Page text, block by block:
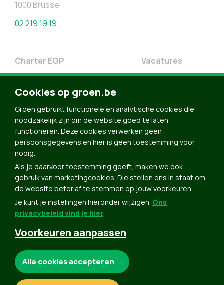
1000 Brussel
02 219 19 19
Charter EGP
Nieuwsbrief
Doe Mee
Contact
Groen in je buurt
Meldpunt
Vacatures
Toegankelijkheid
Word lid
Agenda
Bekijk kalender
Verleng je lidmaatschap
Programma oktober 2024
Programma juni 2024
Downloads
Webshop
Cookies op groen.be
Groen gebruikt functionele en analytische cookies die
noodzakelijk zijn om de website goed te laten
functioneren. Deze cookies verwerken geen
persoonsgegevens en hier is geen toestemming voor
nodig.
Als je daarvoor toestemming geeft, maken we ook
gebruik van marketingcookies. Die stellen ons in staat om
de website beter af te stemmen op jouw voorkeuren.
Je kunt je instellingen hieronder wijzigen. Ons
privacybeleid vind je hier.
Voorkeuren aanpassen
Alle cookies accepteren